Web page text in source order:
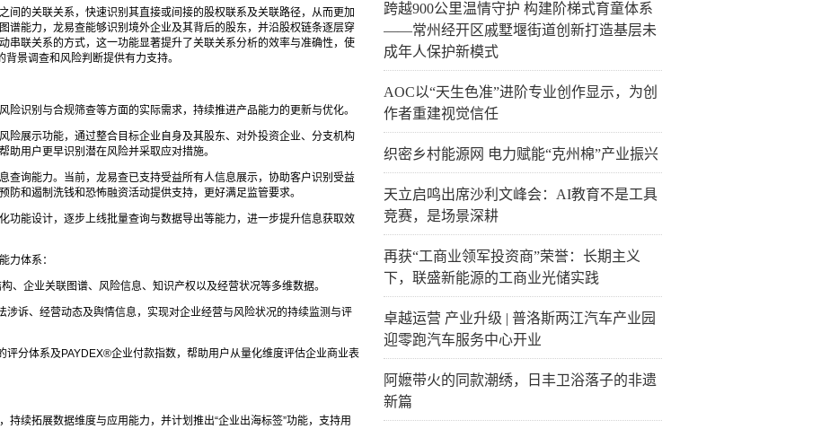
间的关联关系，快速识别其直接或间接的股权联系及关联路径，从而更加
谱能力，龙易查能够识别境外企业及其背后的股东，并沿股权链条逐层穿
串联关系的方式，这一功能显著提升了关联关系分析的效率与准确性，使
景调查和风险判断提供有力支持。
险识别与合规筛查等方面的实际需求，持续推进产品能力的更新与优化。
险展示功能，通过整合目标企业自身及其股东、对外投资企业、分支机构
用户更早识别潜在风险并采取应对措施。
查询能力。当前，龙易查已支持受益所有人信息展示，协助客户识别受益
和遏制洗钱和恐怖融资活动提供支持，更好满足监管要求。
功能设计，逐步上线批量查询与数据导出等能力，进一步提升信息获取效
力体系：
、企业关联图谱、风险信息、知识产权以及经营状况等多维数据。
涉诉、经营动态及舆情信息，实现对企业经营与风险状况的持续监测与评
评分体系及PAYDEX®企业付款指数，帮助用户从量化维度评估企业商业表
持续拓展数据维度与应用能力，并计划推出“企业出海标签”功能，支持用
跨越900公里温情守护 构建阶梯式育童体系
——常州经开区戚墅堰街道创新打造基层未
成年人保护新模式
AOC以“天生色准”进阶专业创作显示，为创
作者重建视觉信任
织密乡村能源网 电力赋能“克州棉”产业振兴
天立启鸣出席沙利文峰会：AI教育不是工具
竞赛，是场景深耕
再获“工商业领军投资商”荣誉：长期主义
下，联盛新能源的工商业光储实践
卓越运营 产业升级 | 普洛斯两江汽车产业园
迎零跑汽车服务中心开业
阿嬷带火的同款潮绣，日丰卫浴落子的非遗
新篇